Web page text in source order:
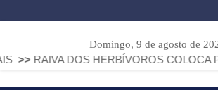
Domingo, 9 de agosto de
DOS HERBÍVOROS COLOCA